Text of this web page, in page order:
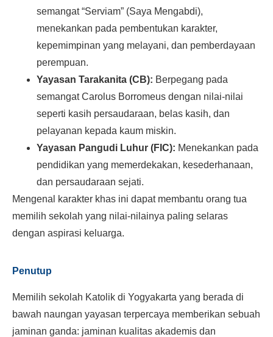
semangat “Serviam” (Saya Mengabdi),
menekankan pada pembentukan karakter,
kepemimpinan yang melayani, dan pemberdayaan
perempuan.
Yayasan Tarakanita (CB): Berpegang pada
semangat Carolus Borromeus dengan nilai-nilai
seperti kasih persaudaraan, belas kasih, dan
pelayanan kepada kaum miskin.
Yayasan Pangudi Luhur (FIC): Menekankan pada
pendidikan yang memerdekakan, kesederhanaan,
dan persaudaraan sejati.
Mengenal karakter khas ini dapat membantu orang tua
memilih sekolah yang nilai-nilainya paling selaras
dengan aspirasi keluarga.
Penutup
Memilih sekolah Katolik di Yogyakarta yang berada di
bawah naungan yayasan terpercaya memberikan sebuah
jaminan ganda: jaminan kualitas akademis dan